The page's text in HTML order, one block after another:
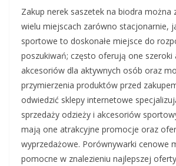
Zakup nerek saszetek na biodra można
wielu miejscach zarówno stacjonarnie,
sportowe to doskonałe miejsce do
poszukiwań; często oferują one
akcesoriów dla aktywnych osób oraz
przymierzenia produktów przed
odwiedzić sklepy internetowe
sprzedaży odzieży i akcesoriów
mają one atrakcyjne promocje oraz
wyprzedażowe. Porównywarki cenowe
pomocne w znalezieniu najlepszej